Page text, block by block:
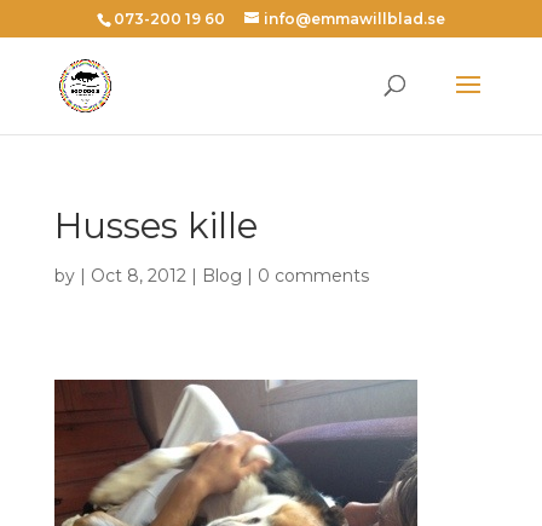
073-200 19 60 info@emmawillblad.se
Husses kille
by | Oct 8, 2012 | Blog | 0 comments